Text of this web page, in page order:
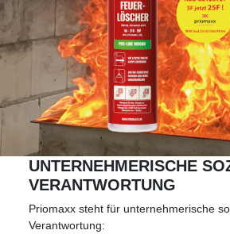
UNTERNEHMERISCHE
VERANTWORTUNG
Priomaxx steht für unternehmerische
Verantwortung: